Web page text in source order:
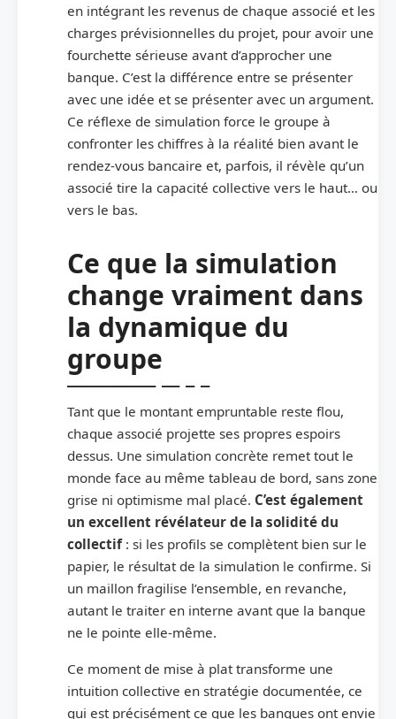
en intégrant les revenus de chaque associé et les
charges prévisionnelles du projet, pour avoir une
fourchette sérieuse avant d’approcher une
banque. C’est la différence entre se présenter
avec une idée et se présenter avec un argument.
Ce réflexe de simulation force le groupe à
confronter les chiffres à la réalité bien avant le
rendez-vous bancaire et, parfois, il révèle qu’un
associé tire la capacité collective vers le haut… ou
vers le bas.
Ce que la simulation
change vraiment dans
la dynamique du
groupe
Tant que le montant empruntable reste flou,
chaque associé projette ses propres espoirs
dessus. Une simulation concrète remet tout le
monde face au même tableau de bord, sans zone
grise ni optimisme mal placé. C’est également
un excellent révélateur de la solidité du
collectif: si les profils se complètent bien sur le
papier, le résultat de la simulation le confirme. Si
un maillon fragilise l’ensemble, en revanche,
autant le traiter en interne avant que la banque
ne le pointe elle-même.
Ce moment de mise à plat transforme une
intuition collective en stratégie documentée, ce
qui est précisément ce que les banques ont envie